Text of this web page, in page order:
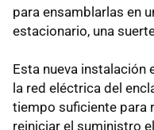
para ensamblarlas en
estacionario, una
Esta nueva instalación
la red eléctrica del
tiempo suficiente para
reiniciar el suministro